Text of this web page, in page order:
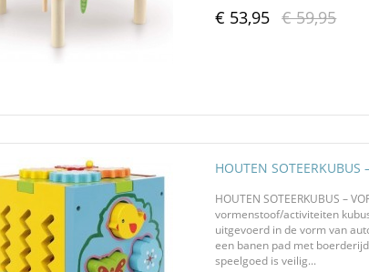
€ 53,95 € 59,95
HOUTEN SOTEERKUBUS
HOUTEN SOTEERKUBUS –
vormenstoof/activiteiten
uitgevoerd in de vorm van
een banen pad met
speelgoed is veilig...